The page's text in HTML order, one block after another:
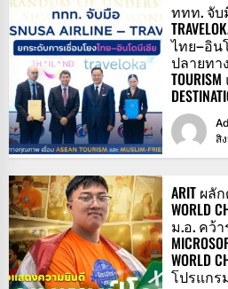
ททท. จับมื
ไทย–อิน
ปลายทา
สิ
ARIT ผลั
WORLD
ม.อ. คว้
WORLD
โปรแกรม